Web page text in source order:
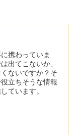
携わっていま
出てこないか、
ないですか？そ
立ちそうな情報
ています。